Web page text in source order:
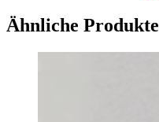
Ähnliche Produkte